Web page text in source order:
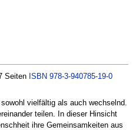
Seiten ISBN 978-3-940785-19-0
vielfältig als auch wechselnd.
teilen. In dieser Hinsicht
ihre Gemeinsamkeiten aus